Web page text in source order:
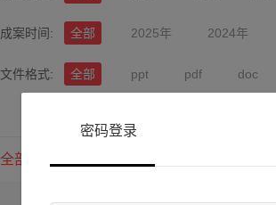
成案时间: 全部 2025年 2024年
文件格式: 全部 ppt pdf doc
全部方案
密码登录